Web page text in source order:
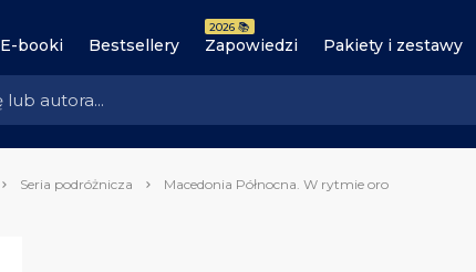
E-booki Bestsellery Zapowiedzi
2026 📚
Pakiety i zestawy
Seria podróżnicza Macedonia Północna. W rytmie oro